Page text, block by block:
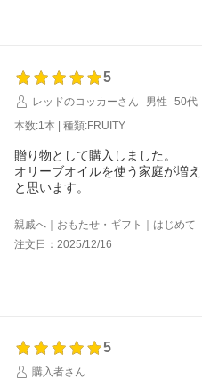
5
レッドのコッカーさん
男性
50代
本数:1本 | 種類:FRUITY
贈り物として購入しました。
オリーブオイルを使う家庭が増
と思います。
親戚へ｜おもたせ・ギフト｜はじめて
注文日：2025/12/16
5
購入者さん